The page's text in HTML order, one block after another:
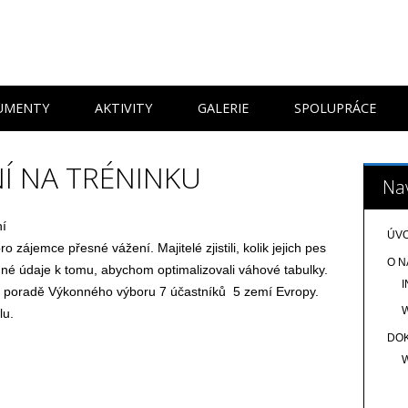
AKTIVITY GALERIE SPOLUPRÁCE
NA TRÉNINKU
zájemce přesné vážení. Majitelé zjistili, kolik jejich pes
údaje k tomu, abychom optimalizovali váhové tabulky.
Výkonného výboru 7 účastníků 5 zemí Evropy.
O